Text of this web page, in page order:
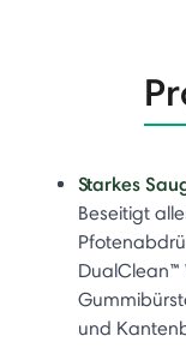
Starkes
Beseitigt
DualClean™
und